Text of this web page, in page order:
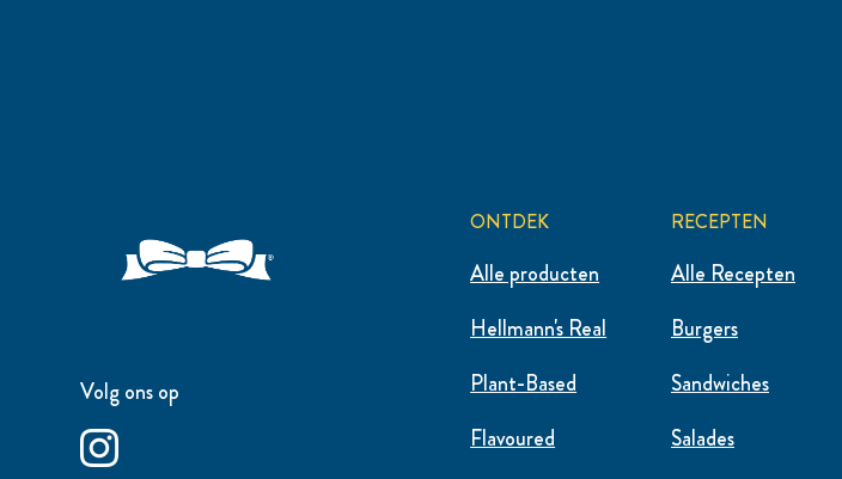
Volg ons op
ONTDEK
Alle producten
Hellmann's Real
Plant-Based
Flavoured
RECEPTEN
Alle Recepten
Burgers
Sandwiches
Salades